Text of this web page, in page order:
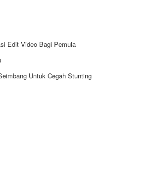
Edit Video Bagi Pemula
Untuk Cegah Stunting